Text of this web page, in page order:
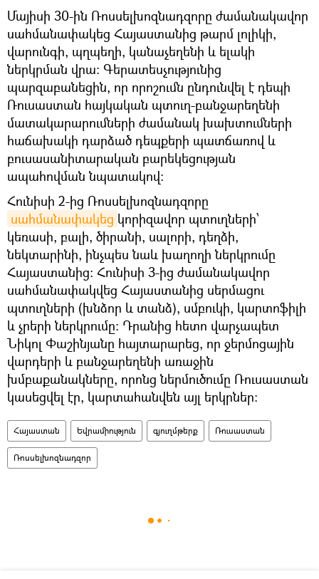
Մայիսի 30-ին Ռոսսելխոզնադզորը ժամանակավոր
սահմանափակեց Հայաստանից թարմ լոլիկի,
վարունգի, պղպեղի, կանաչեղենի և ելակի
ներկրման վրա։ Գերատեսչությունից
պարզաբանեցին, որ որոշումն ընդունվել է դեպի
Ռուսաստան հայկական պտուղ-բանջարեղենի
մատակարարումների ժամանակ խախտումների
հաճախակի դարձած դեպքերի պատճառով և
բուսասանիտարական բարեկեցության
ապահովման նպատակով։
Հունիսի 2-ից Ռոսսելխոզնադզորը
սահմանափակեց կորիզավոր պտուղների՝
կեռասի, բալի, ծիրանի, սալորի, դեղձի,
նեկտարինի, ինչպես նաև խաղողի ներկրումը
Հայաստանից։ Հունիսի 3-ից ժամանակավոր
սահմանափակվեց Հայաստանից սերմացու
պտուղների (խնձոր և տանձ), սմբուկի, կարտոֆիլի
և չրերի ներկրումը։ Դրանից հետո վարչապետ
Նիկոլ Փաշինյանը հայտարարեց, որ ջերմոցային
վարդերի և բանջարեղենի առաջին
խմբաքանակները, որոնց ներմուծումը Ռուսաստան
կասեցվել էր, կարտահանվեն այլ երկրներ։
Հայաստան Եվրամիություն գյուղմթերք Ռուսաստան
Ռոսսելխոզնադզոր